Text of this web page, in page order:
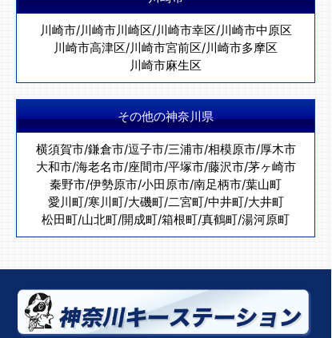
川崎市/川崎市川崎区/川崎市幸区/川崎市中原区
川崎市高津区/川崎市宮前区/川崎市多摩区
川崎市麻生区
その他の神奈川県
横須賀市/鎌倉市/逗子市/三浦市/相模原市/厚木市
大和市/海老名市/座間市/平塚市/藤沢市/茅ヶ崎市
秦野市/伊勢原市/小田原市/南足柄市/葉山町
愛川町/寒川町/大磯町/二宮町/中井町/大井町
松田町/山北町/開成町/箱根町/真鶴町/湯河原町